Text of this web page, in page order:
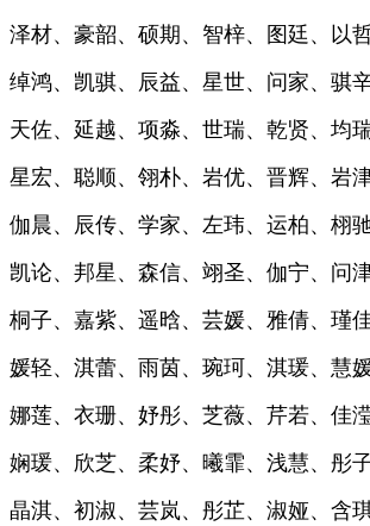
泽材、豪韶、硕期、智梓、图廷、以
绰鸿、凯骐、辰益、星世、问家、骐
天佐、延越、项淼、世瑞、乾贤、均
星宏、聪顺、翎朴、岩优、晋辉、岩
伽晨、辰传、学家、左玮、运柏、栩
凯论、邦星、森信、翊圣、伽宁、问
桐子、嘉紫、遥晗、芸媛、雅倩、瑾
媛轻、淇蕾、雨茵、琬珂、淇瑗、慧
娜莲、衣珊、妤彤、芝薇、芹若、佳
娴瑗、欣芝、柔妤、曦霏、浅慧、彤
晶淇、初淑、芸岚、彤芷、淑娅、含